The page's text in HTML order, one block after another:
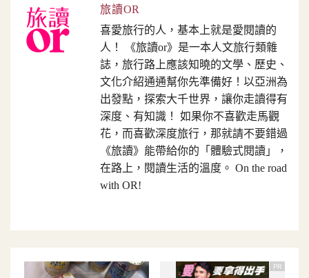
旅讀OR
喜愛旅行的人，基本上就是愛閱讀的
人！ 《旅讀or》是一本人文旅行類雜
誌，旅行路上應該知曉的文學、歷史、
文化介紹通通幫你先準備好！以亞洲為
出發點，探索大千世界，讓你走讀得有
深度、有知識！ 如果你不喜歡走馬觀
花，而喜歡深度旅行，那就請不要錯過
《旅讀》能帶給你的「體驗式閱讀」，
在路上，閱讀生活的溫度。 On the road
with OR!
PR